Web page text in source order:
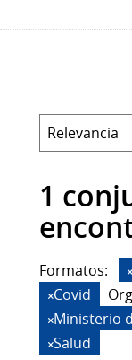
1
Formatos:
Covid
Ministerio
Salud